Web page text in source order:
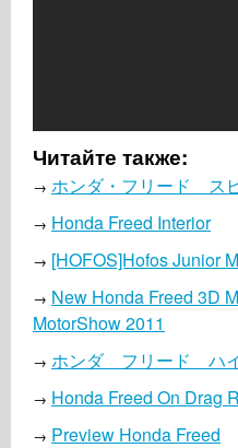
Читайте также:
→ ホンダ・フリード ス
→ Honda Freed Interior
→ [HOFOS]Hofos Junior
→ New Honda Freed 3D
MotorShow 2011
→ ホンダ フリード ハ
→ Honda Freed On Drag
→ Preview Honda Freed